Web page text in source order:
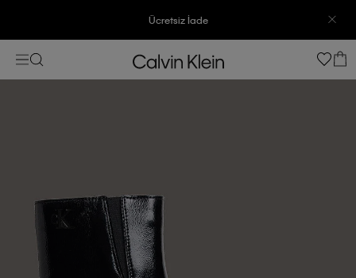
Ücretsiz İade
3500 TL Üzeri Ücretsiz Kargo
7500 TL Ve Üzeri Alışverişlerinizde 6 Taksit İmkanı